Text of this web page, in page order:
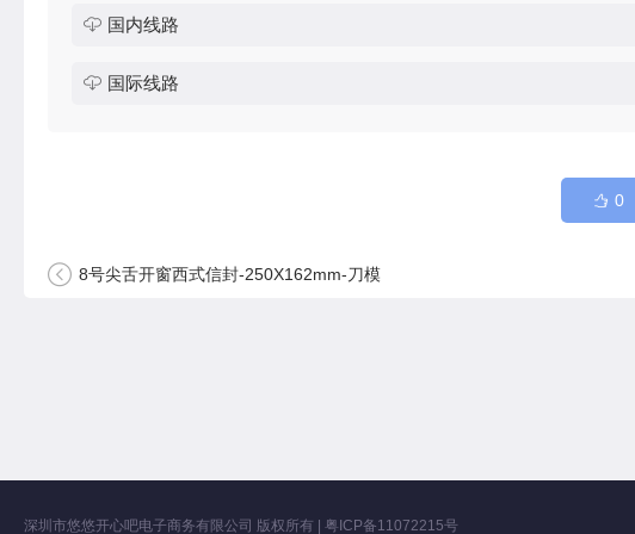
国内线路
国际线路
0
8号尖舌开窗西式信封-250X162mm-刀模
深圳市悠悠开心吧电子商务有限公司 版权所有 | 粤ICP备11072215号